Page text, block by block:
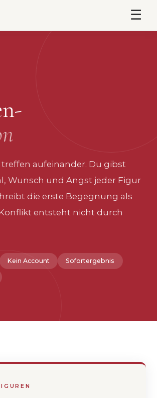
☰
aufeinander. Du gibst
Wunsch und Angst jeder Figur
die erste Begegnung als
Konflikt entsteht nicht durch
Kein Account Sofortergebnis